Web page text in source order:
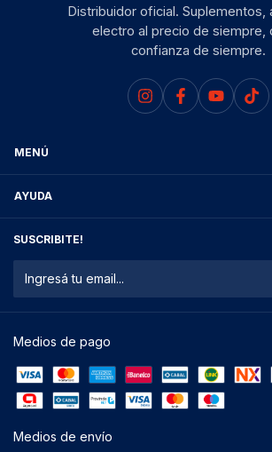
Distribuidor oficial. Suplementos,
electro al precio de siempre,
confianza de siempre.
MENÚ
AYUDA
SUSCRIBITE!
Medios de pago
Medios de envío